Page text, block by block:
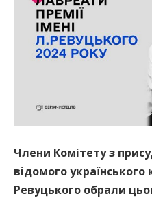
Члени Комітету з
відомого
Ревуцького обрали